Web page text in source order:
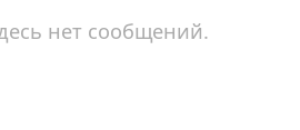
нет сообщений.